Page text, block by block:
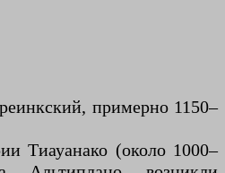
примерно 1150–
Тиауанако (около 1000–